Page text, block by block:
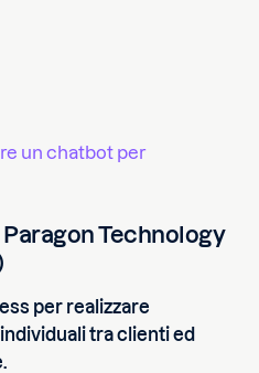
un chatbot per
Technology
per realizzare
tra clienti ed